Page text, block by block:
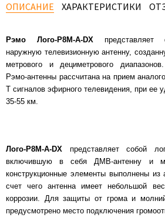
ОПИСАНИЕ ХАРАКТЕРИСТИКИ
Рэмо Лого-Р8М-A-DXпредставляет
наружную телевизионную антенну,
метрового и дециметрового
Рэмо-антенны рассчитана на прием
Т сигналов эфирного телевидения, при ее
35-55 км.
Лого-Р8М-A-DX представляет собой
включившую в себя ДМВ-антенну и
конструкционные элементы выполнены из
счет чего антенна имеет небольшой
коррозии. Для защиты от грома и
предусмотрено место подключения